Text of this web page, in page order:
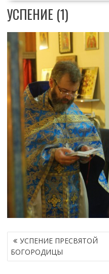
УСПЕНИЕ (1)
Н
А
В
УСПЕНИЕ ПРЕСВЯТОЙ
БОГОРОДИЦЫ